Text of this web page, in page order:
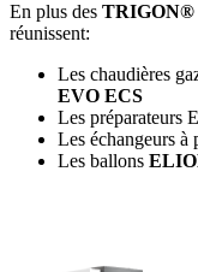
En plus des TRIGON®
réunissent:
Les chaudières
EVO ECS
Les préparateurs
Les échangeurs à
Les ballons